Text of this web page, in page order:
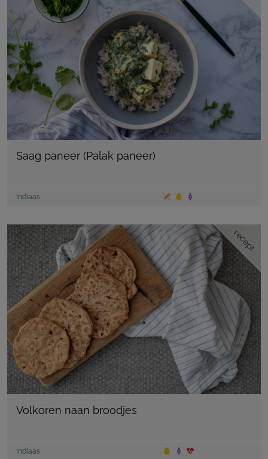
Saag paneer (Palak paneer)
Indiaas
recept
Volkoren naan broodjes
Indiaas